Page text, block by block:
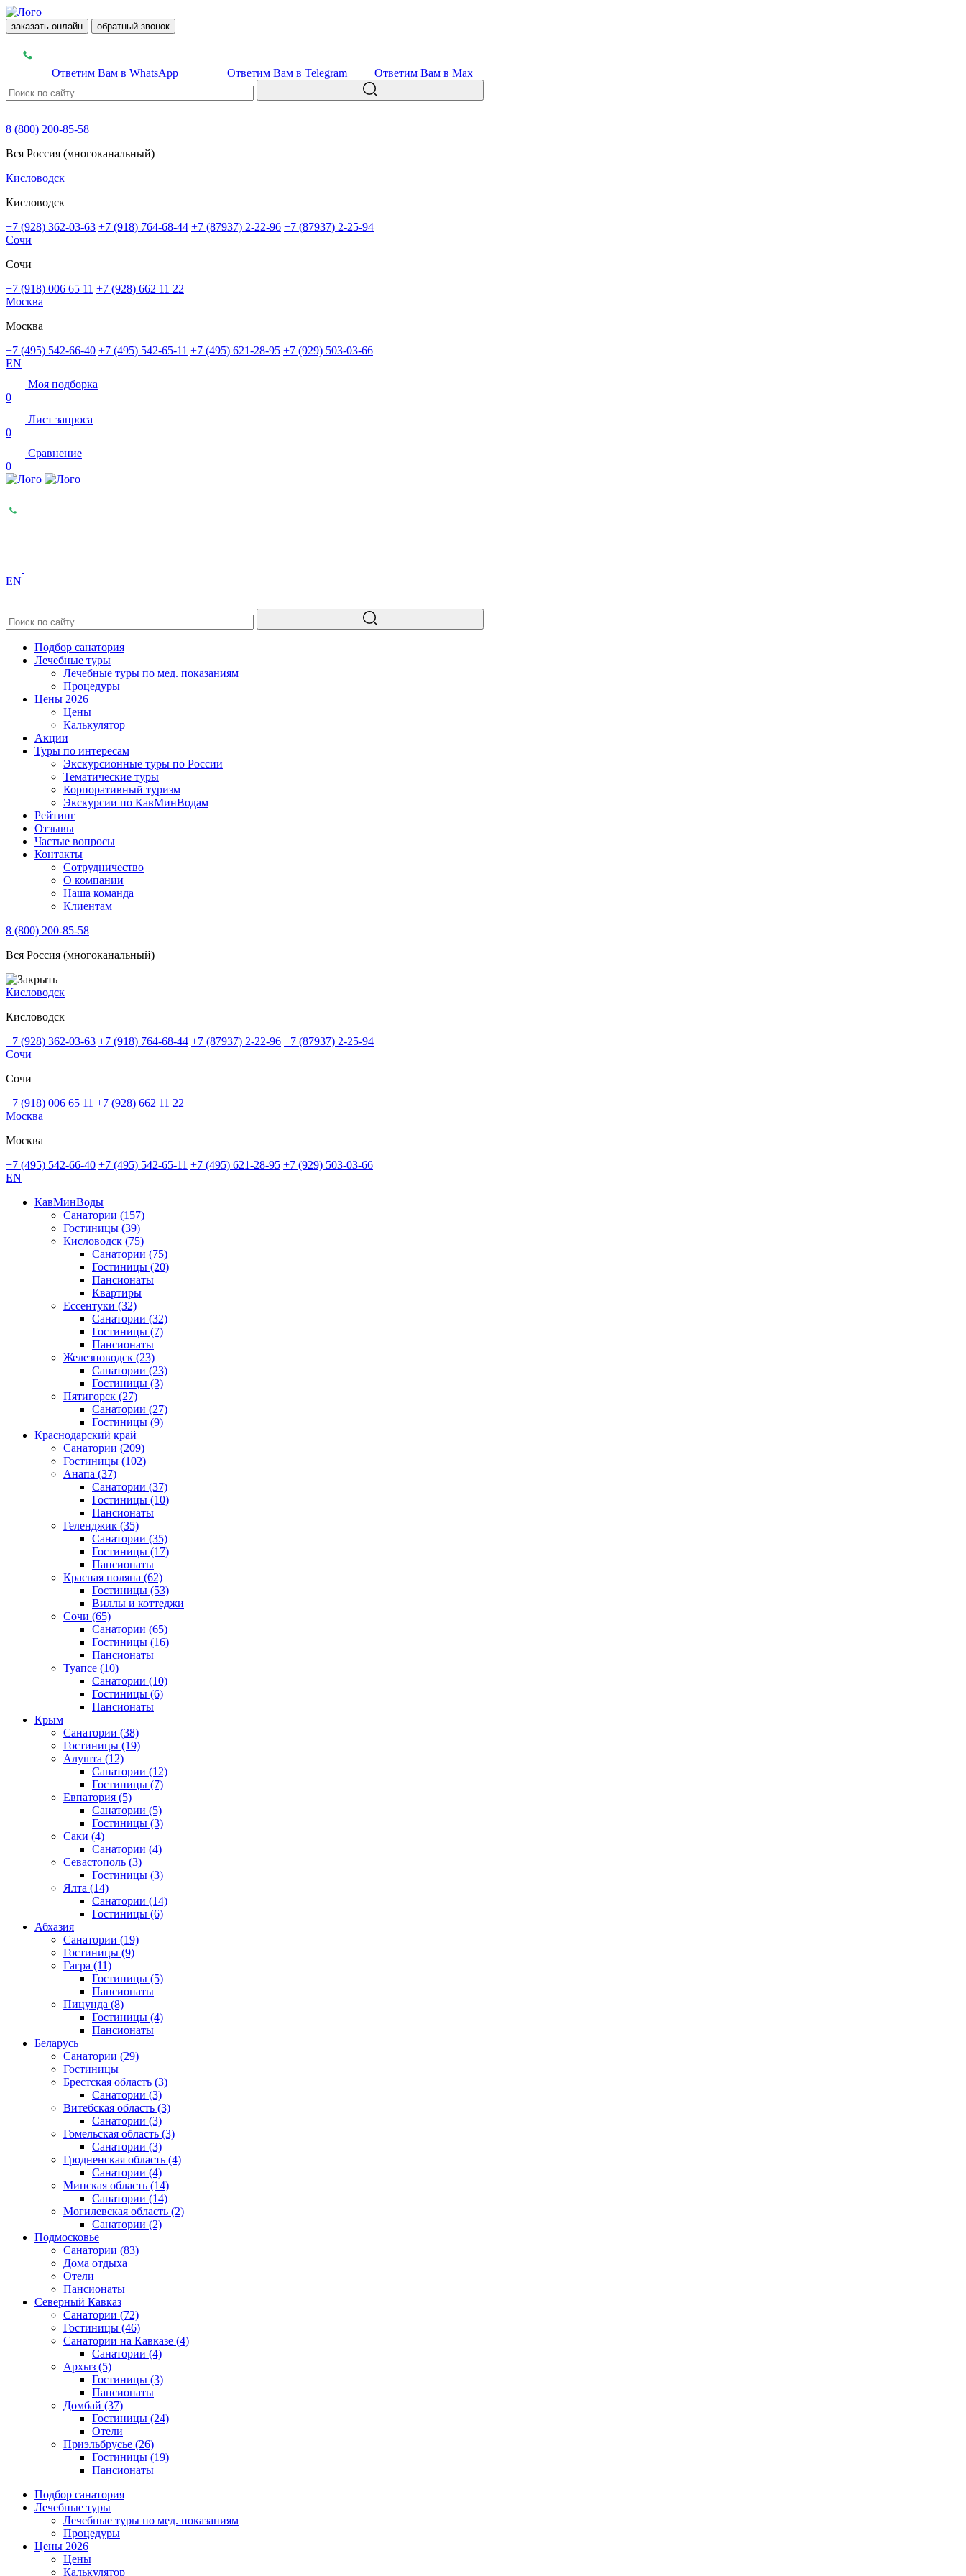
заказать онлайн обратный звонок
Ответим Вам в WhatsApp Ответим Вам в Telegram Ответим Вам в Max
8 (800) 200-85-58
Вся Россия (многоканальный)
Кисловодск
Кисловодск
+7 (928) 362-03-63 +7 (918) 764-68-44 +7 (87937) 2-22-96 +7 (87937) 2-25-94
Сочи
Сочи
+7 (918) 006 65 11 +7 (928) 662 11 22
Москва
Москва
+7 (495) 542-66-40 +7 (495) 542-65-11 +7 (495) 621-28-95 +7 (929) 503-03-66
EN
Моя подборка
0
Лист запроса
0
Сравнение
0
EN
Подбор санатория
Лечебные туры
Лечебные туры по мед. показаниям
Процедуры
Цены 2026
Цены
Калькулятор
Акции
Туры по интересам
Экскурсионные туры по России
Тематические туры
Корпоративный туризм
Экскурсии по КавМинВодам
Рейтинг
Отзывы
Частые вопросы
Контакты
Сотрудничество
О компании
Наша команда
Клиентам
8 (800) 200-85-58
Вся Россия (многоканальный)
Кисловодск
Кисловодск
+7 (928) 362-03-63 +7 (918) 764-68-44 +7 (87937) 2-22-96 +7 (87937) 2-25-94
Сочи
Сочи
+7 (918) 006 65 11 +7 (928) 662 11 22
Москва
Москва
+7 (495) 542-66-40 +7 (495) 542-65-11 +7 (495) 621-28-95 +7 (929) 503-03-66
EN
КавМинВоды
Санатории (157)
Гостиницы (39)
Кисловодск (75)
Санатории (75)
Гостиницы (20)
Пансионаты
Квартиры
Ессентуки (32)
Санатории (32)
Гостиницы (7)
Пансионаты
Железноводск (23)
Санатории (23)
Гостиницы (3)
Пятигорск (27)
Санатории (27)
Гостиницы (9)
Краснодарский край
Санатории (209)
Гостиницы (102)
Анапа (37)
Санатории (37)
Гостиницы (10)
Пансионаты
Геленджик (35)
Санатории (35)
Гостиницы (17)
Пансионаты
Красная поляна (62)
Гостиницы (53)
Виллы и коттеджи
Сочи (65)
Санатории (65)
Гостиницы (16)
Пансионаты
Туапсе (10)
Санатории (10)
Гостиницы (6)
Пансионаты
Крым
Санатории (38)
Гостиницы (19)
Алушта (12)
Санатории (12)
Гостиницы (7)
Евпатория (5)
Санатории (5)
Гостиницы (3)
Саки (4)
Санатории (4)
Севастополь (3)
Гостиницы (3)
Ялта (14)
Санатории (14)
Гостиницы (6)
Абхазия
Санатории (19)
Гостиницы (9)
Гагра (11)
Гостиницы (5)
Пансионаты
Пицунда (8)
Гостиницы (4)
Пансионаты
Беларусь
Санатории (29)
Гостиницы
Брестская область (3)
Санатории (3)
Витебская область (3)
Санатории (3)
Гомельская область (3)
Санатории (3)
Гродненская область (4)
Санатории (4)
Минская область (14)
Санатории (14)
Могилевская область (2)
Санатории (2)
Подмосковье
Санатории (83)
Дома отдыха
Отели
Пансионаты
Северный Кавказ
Санатории (72)
Гостиницы (46)
Санатории на Кавказе (4)
Санатории (4)
Архыз (5)
Гостиницы (3)
Пансионаты
Домбай (37)
Гостиницы (24)
Отели
Приэльбрусье (26)
Гостиницы (19)
Пансионаты
Подбор санатория
Лечебные туры
Лечебные туры по мед. показаниям
Процедуры
Цены 2026
Цены
Калькулятор